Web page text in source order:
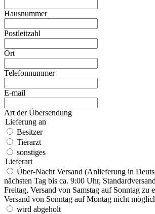
Hausnummer
Postleitzahl
Ort
Telefonnummer
E-mail
Art der Übersendung
Lieferung an
Besitzer
Tierarzt
sonstiges
Lieferart
Über-Nacht Versand (Anlieferung in
nächsten Tag bis ca. 9:00 Uhr,
Freitag, Versand von Samstag auf Sonntag zu
Versand von Sonntag auf Montag nicht
wird abgeholt